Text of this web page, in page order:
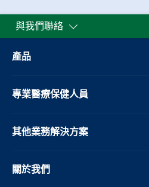
與我們聯絡
產品
專業醫療保健人員
其他業務解決方案​
關於我們